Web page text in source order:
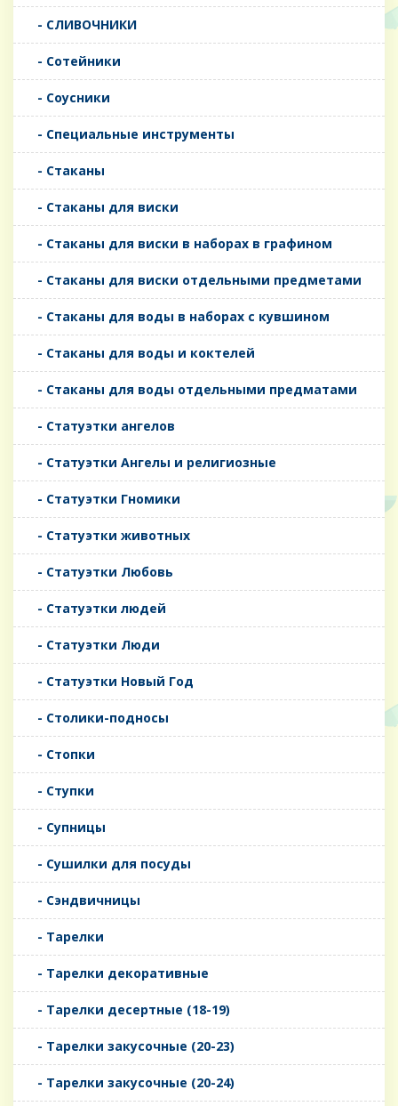
- СЛИВОЧНИКИ
- Сотейники
- Соусники
- Специальные инструменты
- Стаканы
- Стаканы для виски
- Стаканы для виски в наборах в графином
- Стаканы для виски отдельными предметами
- Стаканы для воды в наборах с кувшином
- Стаканы для воды и коктелей
- Стаканы для воды отдельными предматами
- Статуэтки ангелов
- Статуэтки Ангелы и религиозные
- Статуэтки Гномики
- Статуэтки животных
- Статуэтки Любовь
- Статуэтки людей
- Статуэтки Люди
- Статуэтки Новый Год
- Столики-подносы
- Стопки
- Ступки
- Супницы
- Сушилки для посуды
- Сэндвичницы
- Тарелки
- Тарелки декоративные
- Тарелки десертные (18-19)
- Тарелки закусочные (20-23)
- Тарелки закусочные (20-24)